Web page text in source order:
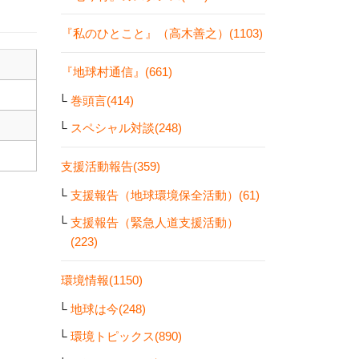
『私のひとこと』（高木善之）(1103)
『地球村通信』(661)
巻頭言(414)
スペシャル対談(248)
支援活動報告(359)
支援報告（地球環境保全活動）(61)
支援報告（緊急人道支援活動）
(223)
環境情報(1150)
地球は今(248)
環境トピックス(890)